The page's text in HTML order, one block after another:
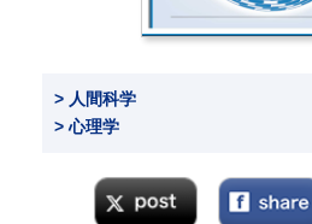
> 人間科学
> 心理学